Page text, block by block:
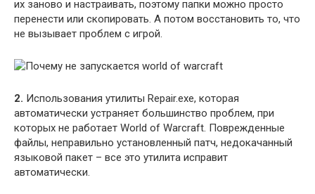
их заново и настраивать, поэтому папки можно просто
перенести или скопировать. А потом восстановить то, что
не вызывает проблем с игрой.
2. Использования утилиты Repair.exe, которая
автоматически устраняет большинство проблем, при
которых не работает World of Warcraft. Поврежденные
файлы, неправильно установленный патч, недокачанный
языковой пакет – все это утилита исправит
автоматически.